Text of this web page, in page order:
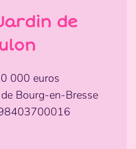
de
000 euros
Bourg-en-Bresse